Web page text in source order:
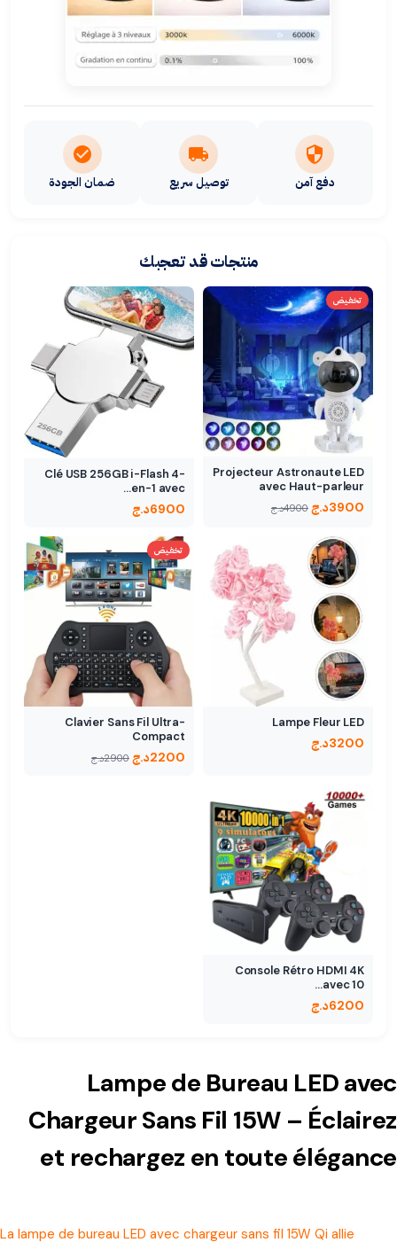
دفع آمن توصيل سريع ضمان الجودة
منتجات قد تعجبك
تخفيض
Projecteur Astronaute LED
avec Haut-parleur
Bluetooth…
3900د.ج 4900د.ج
Clé USB 256GB i-Flash 4-
en-1 avec…
6900د.ج
Lampe Fleur LED
3200د.ج
تخفيض
Clavier Sans Fil Ultra-
Compact
2200د.ج 2900د.ج
Console Rétro HDMI 4K
avec 10…
6200د.ج
Lampe de Bureau LED avec
Chargeur Sans Fil 15W – Éclairez
et rechargez en toute élégance
La lampe de bureau LED avec chargeur sans fil 15W Qi allie